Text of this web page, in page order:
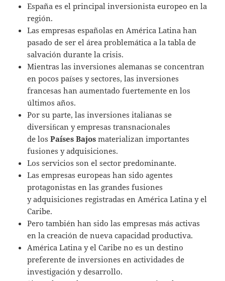
España es el principal inversionista europeo en la
región.
Las empresas españolas en América Latina han
pasado de ser el área problemática a la tabla de
salvación durante la crisis.
Mientras las inversiones alemanas se concentran
en pocos países y sectores, las inversiones
francesas han aumentado fuertemente en los
últimos años.
Por su parte, las inversiones italianas se
diversiﬁcan y empresas transnacionales
de losPaíses Bajos materializan importantes
fusiones y adquisiciones.
Los servicios son el sector predominante.
Las empresas europeas han sido agentes
protagonistas en las grandes fusiones
y adquisiciones registradas en América Latina y el
Caribe.
Pero también han sido las empresas más activas
en la creación de nueva capacidad productiva.
América Latina y el Caribe no es un destino
preferente de inversiones en actividades de
investigación y desarrollo.